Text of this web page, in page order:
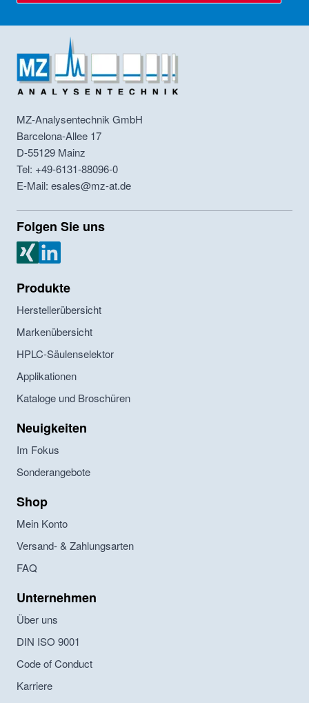
MZ-Analysentechnik GmbH
Barcelona-Allee 17
D-55129 Mainz
Tel: +49-6131-88096-0
E-Mail: esales@mz-at.de
Folgen Sie uns
MZ Analysentechnik Xing
MZ Analysentechnik LinkedIn
Produkte
Herstellerübersicht
Markenübersicht
HPLC-Säulenselektor
Applikationen
Kataloge und Broschüren
Neuigkeiten
Im Fokus
Sonderangebote
Shop
Mein Konto
Versand- & Zahlungsarten
FAQ
Unternehmen
Über uns
DIN ISO 9001
Code of Conduct
Karriere